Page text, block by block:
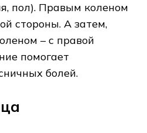
пол). Правым коленом
стороны. А затем,
– с правой
помогает
болей.